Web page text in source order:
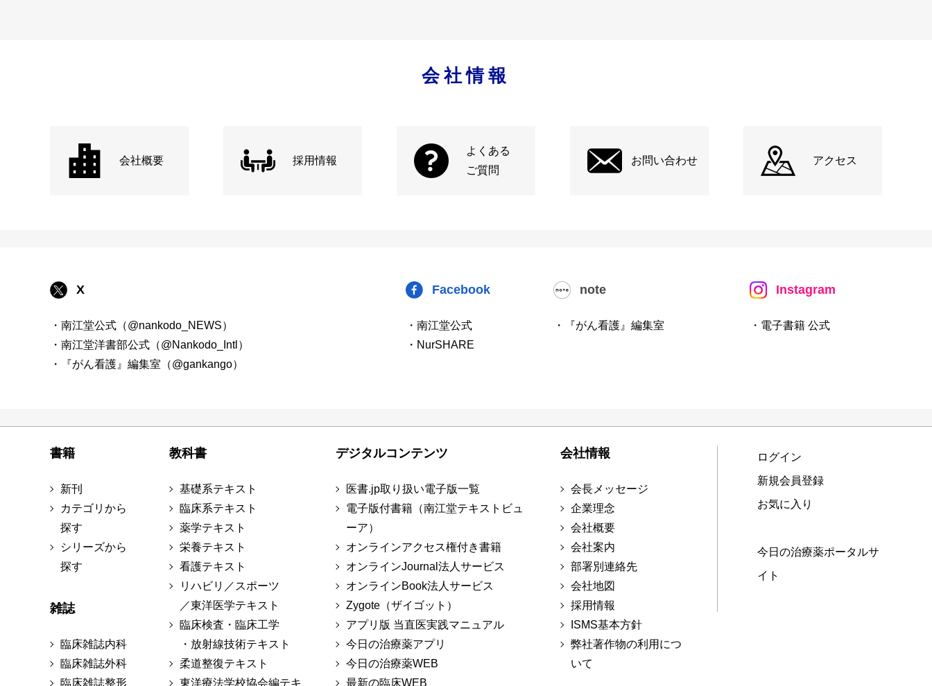
会社情報
会社概要 採用情報
よくある
ご質問
お問い合わせ アクセス
X
・南江堂公式（@nankodo_NEWS）
・南江堂洋書部公式（@Nankodo_Intl）
・『がん看護』編集室（@gankango）
Facebook
・南江堂公式
・NurSHARE
note
・『がん看護』編集室
Instagram
・電子書籍 公式
書籍
新刊
カテゴリから
探す
シリーズから
探す
雑誌
臨床雑誌内科
臨床雑誌外科
臨床雑誌整形
教科書
基礎系テキスト
臨床系テキスト
薬学テキスト
栄養テキスト
看護テキスト
リハビリ／スポーツ
／東洋医学テキスト
臨床検査・臨床工学
・放射線技術テキスト
柔道整復テキスト
東洋療法学校協会編テキ
デジタルコンテンツ
医書.jp取り扱い電子版一覧
電子版付書籍（南江堂テキストビュ
ーア）
オンラインアクセス権付き書籍
オンラインJournal法人サービス
オンラインBook法人サービス
Zygote（ザイゴット）
アプリ版 当直医実践マニュアル
今日の治療薬アプリ
今日の治療薬WEB
最新の臨床WEB
会社情報
会長メッセージ
企業理念
会社概要
会社案内
部署別連絡先
会社地図
採用情報
ISMS基本方針
弊社著作物の利用につ
いて
ログイン
新規会員登録
お気に入り
今日の治療薬ポータルサ
イト